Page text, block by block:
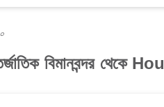
বিমানবন্দর